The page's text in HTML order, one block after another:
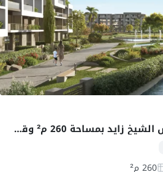
دوبلكس للبيع في تراس الشيخ زايد بمساحة 260 م² وقسط 239,787 ج.م
260 م²